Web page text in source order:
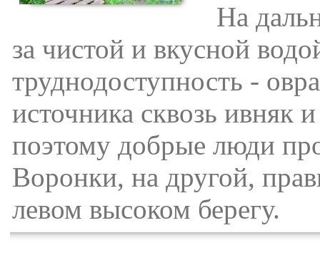
На
за чистой и вкусной
труднодоступность -
источника сквозь ивняк
поэтому добрые люди
Воронки, на другой,
левом высоком берегу.